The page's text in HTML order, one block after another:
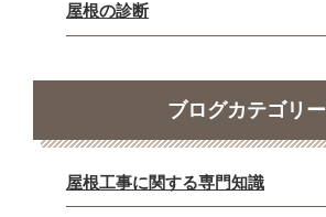
屋根の診断
ブログカテゴリー
屋根工事に関する専門知識